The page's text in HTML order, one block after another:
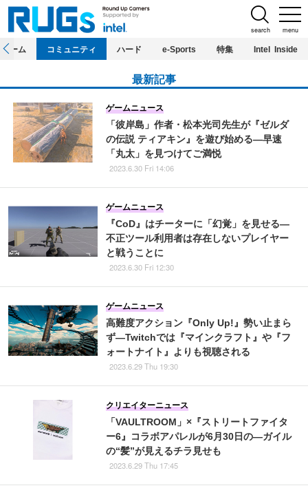
menu
search
ホーム コミュニティ ハード e-Sports 特集 Intel Inside
最新記事
「彼岸島」作者・松本光司先生が『ゼルダ
の伝説 ティアキン』を遊び始める―早速
「丸太」を見つけてご満悦
ゲームニュース
2023.6.30 Fri 14:06
『CoD』はチーターに「幻覚」を見せる―
不正ツール利用者は存在しないプレイヤー
と戦うことに
ゲームニュース
2023.6.30 Fri 12:30
高難度アクション『Only Up!』勢い止まら
ず―Twitchでは『マインクラフト』や『フ
ォートナイト』よりも視聴される
ゲームニュース
2023.6.29 Thu 19:30
「VAULTROOM」×『ストリートファイタ
ー6』コラボアパレルが6月30日の―ガイル
の“髪”が見えるチラ見せも
クリエイターニュース
2023.6.29 Thu 17:45